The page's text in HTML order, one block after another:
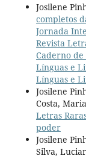
Josilene
completos
Jornada
Revista
Caderno de
Línguas e
Línguas e
Josilene
Costa,
Letras
poder
Josilene
Silva,